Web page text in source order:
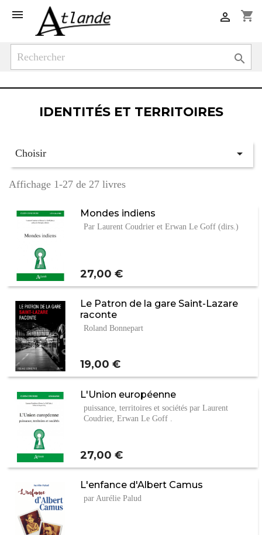
 shopping_cart


IDENTITÉS ET TERRITOIRES
Choisir 
Affichage 1-27 de 27 livres
Mondes indiens
Par Laurent Coudrier et Erwan Le Goff (dirs.)
Prix
27,00 €
Le Patron de la gare Saint-Lazare
raconte
Roland Bonnepart
Prix
19,00 €
L'Union européenne
puissance, territoires et sociétés par Laurent
Coudrier, Erwan Le Goff .
Prix
27,00 €
L'enfance d'Albert Camus
par Aurélie Palud